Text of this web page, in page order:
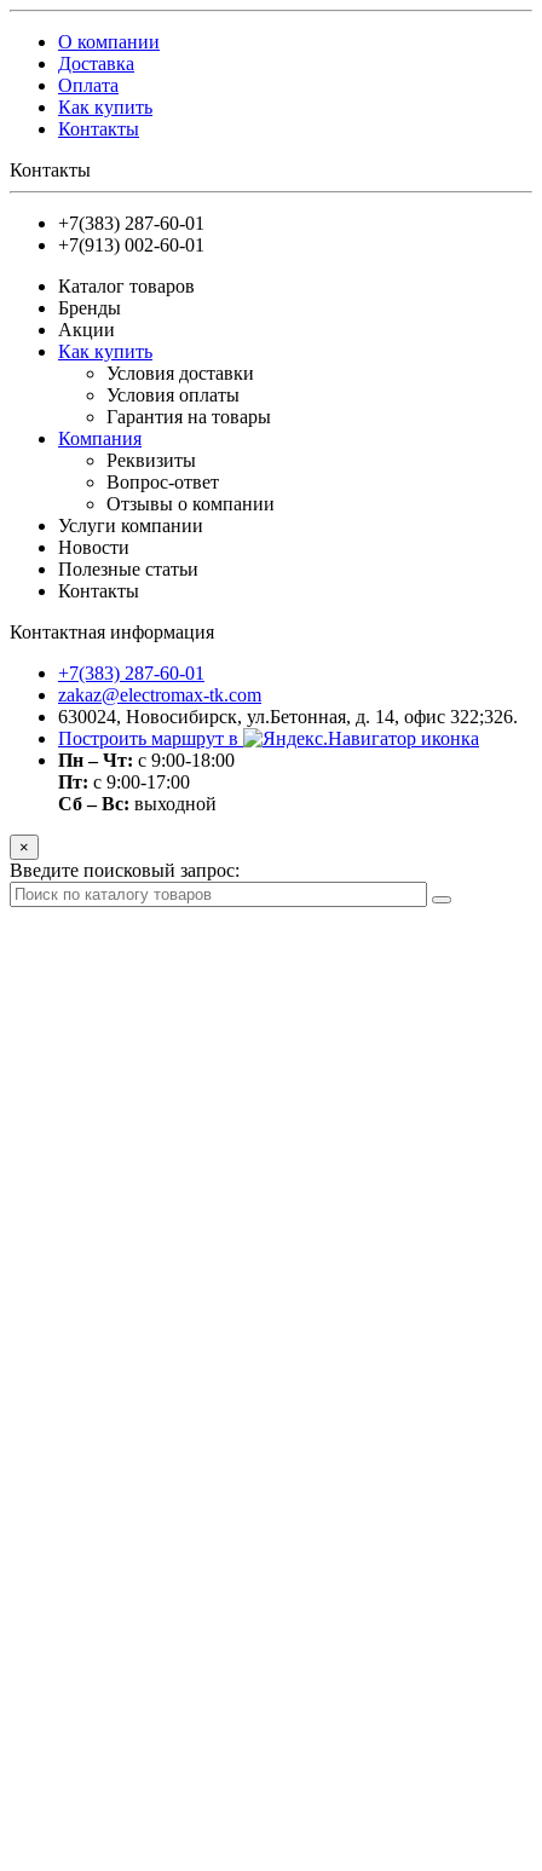
О компании
Доставка
Оплата
Как купить
Контакты
Контакты
+7(383) 287-60-01
+7(913) 002-60-01
Каталог товаров
Бренды
Акции
Как купить
Условия доставки
Условия оплаты
Гарантия на товары
Компания
Реквизиты
Вопрос-ответ
Отзывы о компании
Услуги компании
Новости
Полезные статьи
Контакты
Контактная информация
+7(383) 287-60-01
zakaz@electromax-tk.com
630024, Новосибирск, ул.Бетонная, д. 14, офис 322;326.
Построить маршрут в
Пн – Чт: с 9:00-18:00
Пт: с 9:00-17:00
Сб – Вс: выходной
×
Введите поисковый запрос: